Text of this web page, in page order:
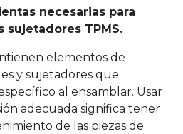
necesarias para
sujetadores TPMS.
elementos de
y sujetadores que
al ensamblar. Usar
adecuada significa tener
de las piezas de